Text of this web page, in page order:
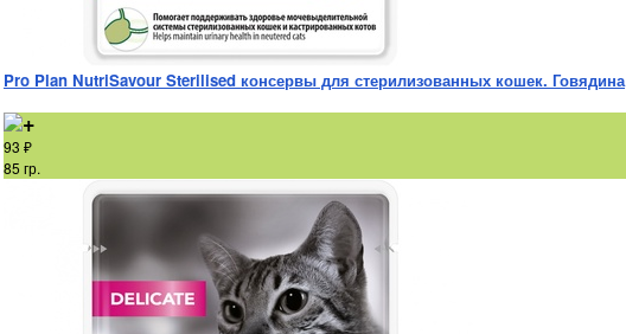
Pro Plan NutriSavour Sterilised консервы для стерилизованных кошек. Говядина
93 ₽
85 гр.